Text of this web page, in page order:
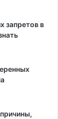
запретов в